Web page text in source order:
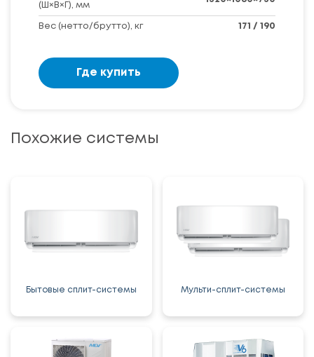
(Ш×В×Г), мм
Вес (нетто/брутто), кг 171 / 190
Где купить
Похожие системы
Бытовые сплит-системы Мульти-сплит-системы